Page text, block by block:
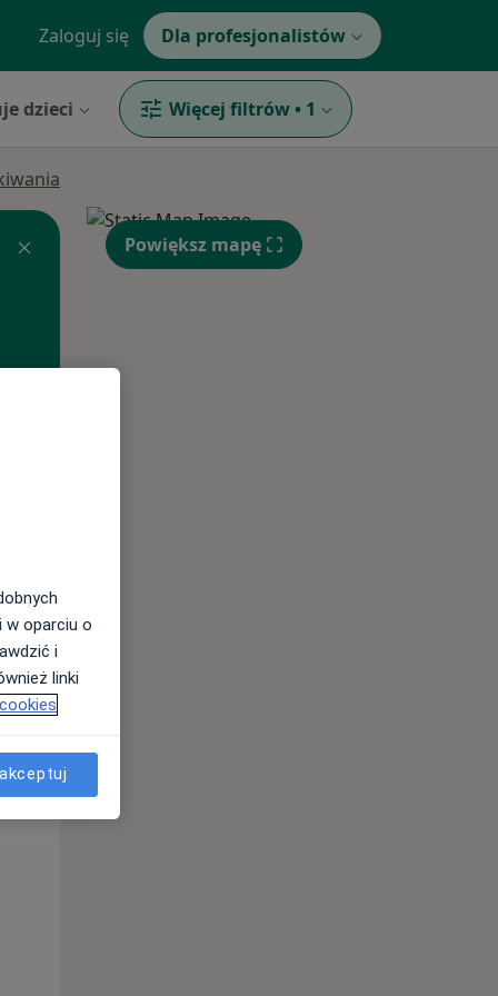
Zaloguj się Dla profesjonalistów
dzieci Więcej filtrów • 1
Pon,
10 Sie
Powiększ mapę
w oparciu o
i
linki